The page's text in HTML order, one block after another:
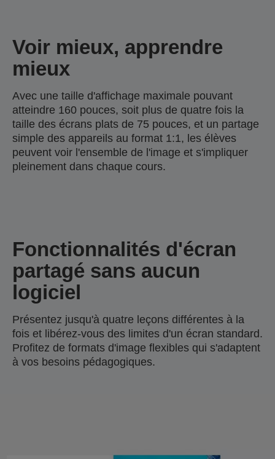
Voir mieux, apprendre
mieux
Avec une taille d'affichage maximale pouvant
atteindre 160 pouces, soit plus de quatre fois la
taille des écrans plats de 75 pouces, et un partage
simple des appareils au format 1:1, les élèves
peuvent voir l'ensemble de l'image et s'impliquer
pleinement dans chaque cours.
Fonctionnalités d'écran
partagé sans aucun
logiciel
Présentez jusqu'à quatre leçons différentes à la
fois et libérez-vous des limites d'un écran standard.
Profitez de formats d'image flexibles qui s'adaptent
à vos besoins pédagogiques.